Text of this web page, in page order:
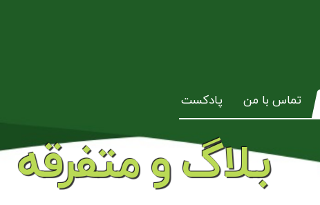
تماس با من پادکست
بـلاگ و متفرقه